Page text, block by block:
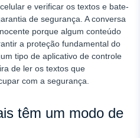
e verificar os textos e bate-
de segurança. A conversa
porque algum conteúdo
a proteção fundamental do
tipo de aplicativo de controle
de ler os textos que
com a segurança.
têm um modo de